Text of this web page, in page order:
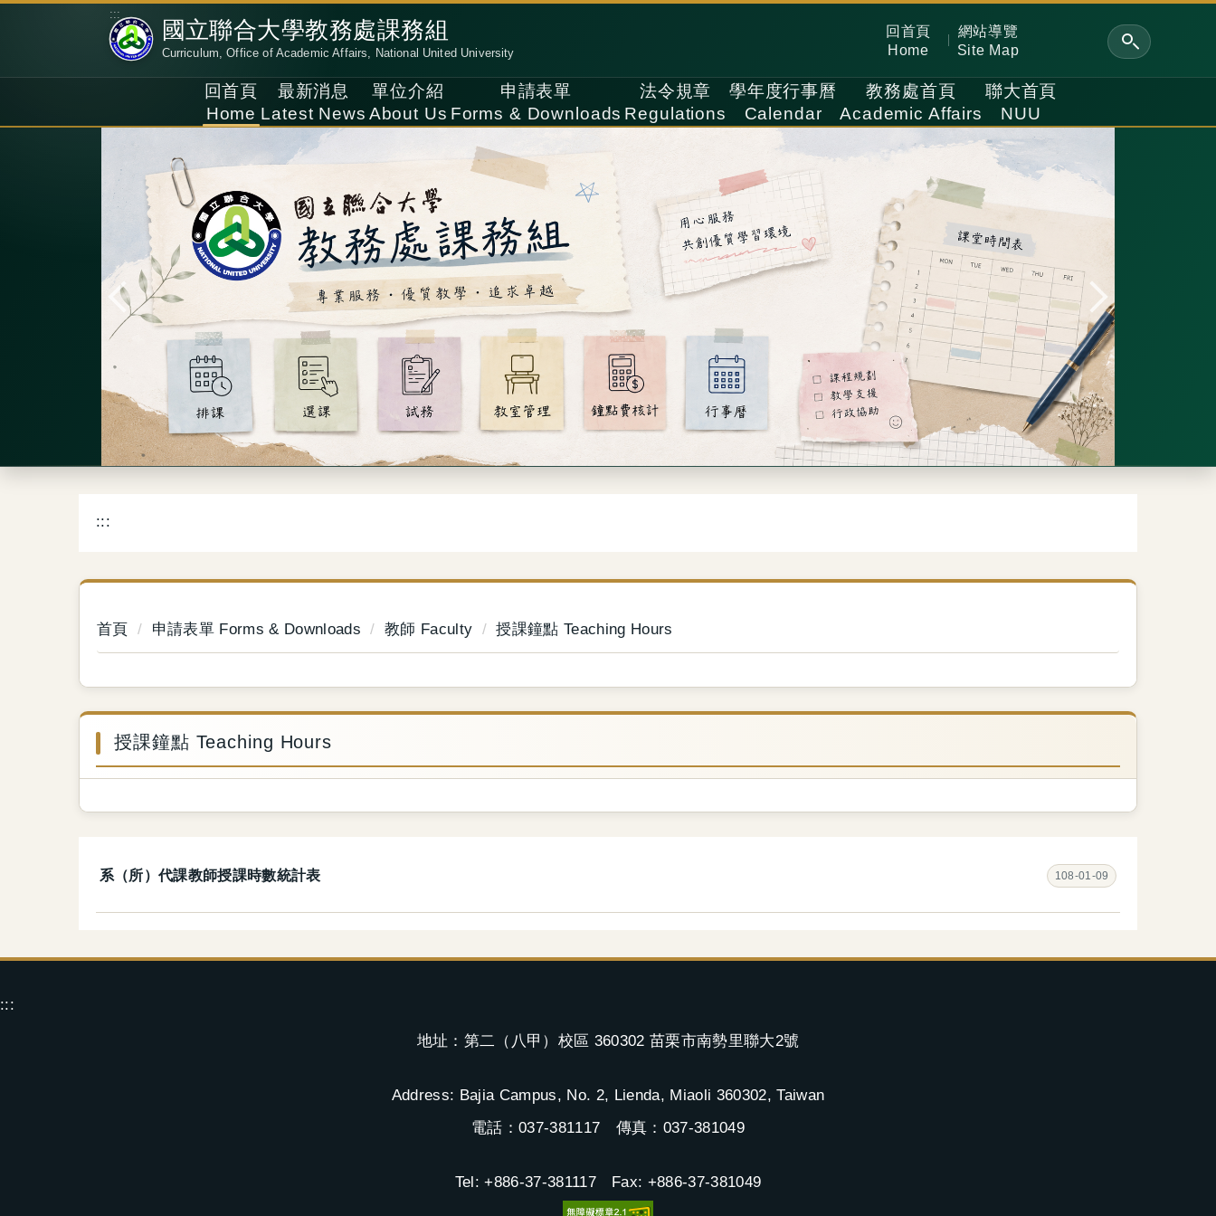
:::
國立聯合大學教務處課務組
Curriculum, Office of Academic Affairs, National United University
回首頁
Home
網站導覽
Site Map
回首頁
Home
最新消息
Latest News
單位介紹
About Us
申請表單
Forms & Downloads
法令規章
Regulations
學年度行事曆
Calendar
教務處首頁
Academic Affairs
聯大首頁
NUU
:::
首頁 申請表單 Forms & Downloads 教師 Faculty 授課鐘點 Teaching Hours
授課鐘點 Teaching Hours
系（所）代課教師授課時數統計表 108-01-09
:::
地址：第二（八甲）校區 360302 苗栗市南勢里聯大2號
Address: Bajia Campus, No. 2, Lienda, Miaoli 360302, Taiwan
電話：037-381117 傳真：037-381049
Tel: +886-37-381117 Fax: +886-37-381049